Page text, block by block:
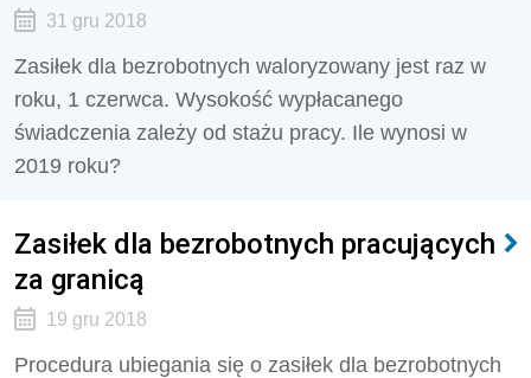
31 gru 2018
Zasiłek dla bezrobotnych waloryzowany jest raz w
roku, 1 czerwca. Wysokość wypłacanego
świadczenia zależy od stażu pracy. Ile wynosi w
2019 roku?
Zasiłek dla bezrobotnych pracujących
za granicą
19 gru 2018
Procedura ubiegania się o zasiłek dla bezrobotnych